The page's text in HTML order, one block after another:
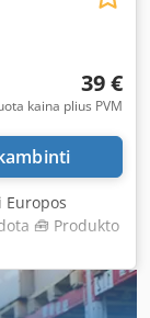
39 €
kaina plius PVM
Europos
🧰 Produkto
pa-
• Spalva:
Dedpfx Ajx Ezi